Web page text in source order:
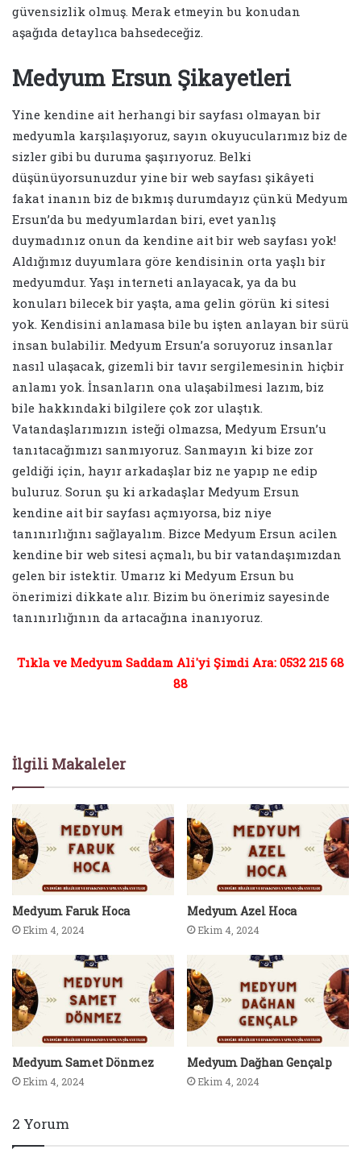
güvensizlik olmuş. Merak etmeyin bu konudan
aşağıda detaylıca bahsedeceğiz.
Medyum Ersun Şikayetleri
Yine kendine ait herhangi bir sayfası olmayan bir
medyumla karşılaşıyoruz, sayın okuyucularımız biz de
sizler gibi bu duruma şaşırıyoruz. Belki
düşünüyorsunuzdur yine bir web sayfası şikâyeti
fakat inanın biz de bıkmış durumdayız çünkü Medyum
Ersun’da bu medyumlardan biri, evet yanlış
duymadınız onun da kendine ait bir web sayfası yok!
Aldığımız duyumlara göre kendisinin orta yaşlı bir
medyumdur. Yaşı interneti anlayacak, ya da bu
konuları bilecek bir yaşta, ama gelin görün ki sitesi
yok. Kendisini anlamasa bile bu işten anlayan bir sürü
insan bulabilir. Medyum Ersun’a soruyoruz insanlar
nasıl ulaşacak, gizemli bir tavır sergilemesinin hiçbir
anlamı yok. İnsanların ona ulaşabilmesi lazım, biz
bile hakkındaki bilgilere çok zor ulaştık.
Vatandaşlarımızın isteği olmazsa, Medyum Ersun’u
tanıtacağımızı sanmıyoruz. Sanmayın ki bize zor
geldiği için, hayır arkadaşlar biz ne yapıp ne edip
buluruz. Sorun şu ki arkadaşlar Medyum Ersun
kendine ait bir sayfası açmıyorsa, biz niye
tanınırlığını sağlayalım. Bizce Medyum Ersun acilen
kendine bir web sitesi açmalı, bu bir vatandaşımızdan
gelen bir istektir. Umarız ki Medyum Ersun bu
önerimizi dikkate alır. Bizim bu önerimiz sayesinde
tanınırlığının da artacağına inanıyoruz.
Tıkla ve Medyum Saddam Ali'yi Şimdi Ara: 0532 215 68
88
İlgili Makaleler
Medyum Faruk Hoca
Ekim 4, 2024
Medyum Azel Hoca
Ekim 4, 2024
Medyum Samet Dönmez
Ekim 4, 2024
Medyum Dağhan Gençalp
Ekim 4, 2024
2 Yorum